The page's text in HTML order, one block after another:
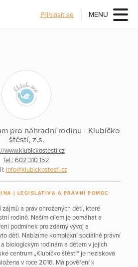
Přihlásit se MENU
pro náhradní rodinu - Klubíčko
štěstí, z.s.
www.klubickostesti.cz
tel.: 602 310 152
info@klubickostesti.cz
LEGISLATIVA A PRÁVNÍ POMOC
a práv ohrožených dětí, které
rodině. Naším cílem je pomáhat a
podmínek pro zdárný vývoj a
děti. Nabízíme komplexní sociálně právní
biologickým rodinám a dětem v jejich
centrum „Klubíčko štěstí“ je nezisková
v roce 2016. Má pověření k